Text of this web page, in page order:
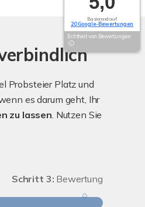
Probsteier Platz und
es darum geht, Ihr
zu lassen. Nutzen Sie
Schritt 3: Bewertung
Basierend auf
20 Google-Bewertungen
Echtheit von Bewertungen